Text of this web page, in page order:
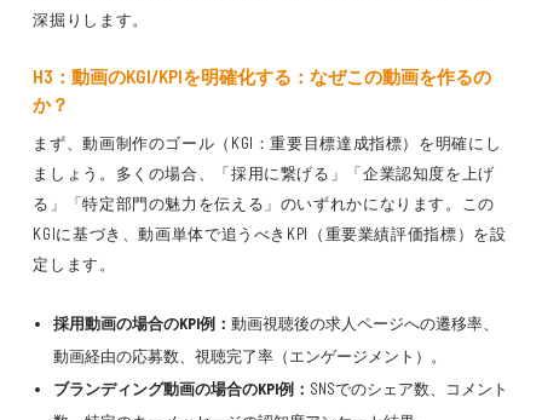
深掘りします。
H3：動画のKGI/KPIを明確化する：なぜこの動画を作るの
か？
まず、動画制作のゴール（KGI：重要目標達成指標）を明確にし
ましょう。多くの場合、「採用に繋げる」「企業認知度を上げ
る」「特定部門の魅力を伝える」のいずれかになります。この
KGIに基づき、動画単体で追うべきKPI（重要業績評価指標）を設
定します。
採用動画の場合のKPI例： 動画視聴後の求人ページへの遷移率、
動画経由の応募数、視聴完了率（エンゲージメント）。
ブランディング動画の場合のKPI例： SNSでのシェア数、コメント